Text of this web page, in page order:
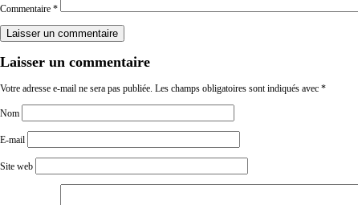
Commentaire *
Laisser un commentaire
Votre adresse e-mail ne sera pas publiée. Les champs obligatoires sont indiqués avec *
Nom
E-mail
Site web